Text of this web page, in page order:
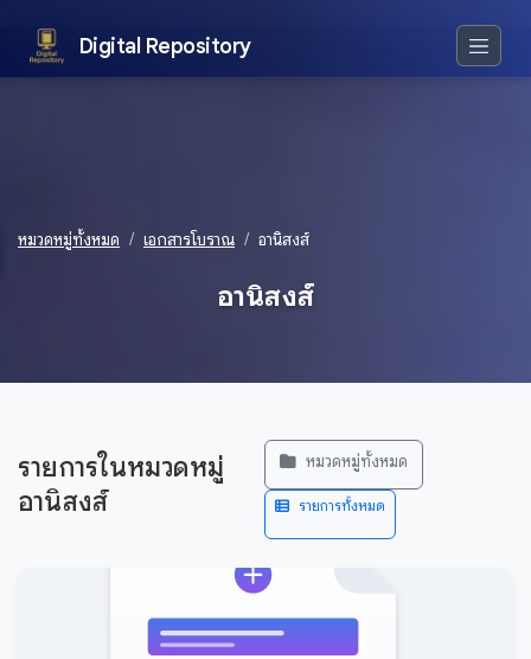
Digital Repository
หมวดหมู่ทั้งหมด เอกสารโบราณ อานิสงส์
อานิสงส์
รายการในหมวดหมู่
อานิสงส์
หมวดหมู่ทั้งหมด
รายการทั้งหมด